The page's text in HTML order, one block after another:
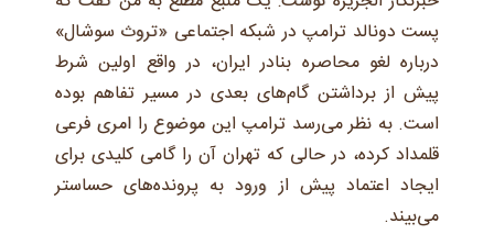
پست دونالد ترامپ در شبکه اجتماعی «تروث سوشال»
درباره لغو محاصره بنادر ایران، در واقع اولین شرط
پیش از برداشتن گام‌های بعدی در مسیر تفاهم بوده
است. به نظر می‌رسد ترامپ این موضوع را امری فرعی
قلمداد کرده، در حالی که تهران آن را گامی کلیدی برای
ایجاد اعتماد پیش از ورود به پرونده‌های حساستر
می‌بیند.